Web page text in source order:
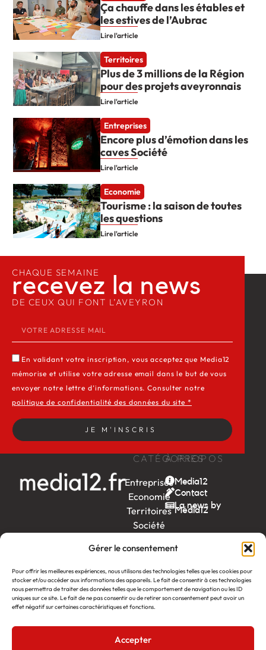
Gérer le consentement
Pour offrir les meilleures expériences, nous utilisons des technologies telles que les cookies pour
stocker et/ou accéder aux informations des appareils. Le fait de consentir à ces technologies
nous permettra de traiter des données telles que le comportement de navigation ou les ID
uniques sur ce site. Le fait de ne pas consentir ou de retirer son consentement peut avoir un
effet négatif sur certaines caractéristiques et fonctions.
Accepter
Ça chauffe dans les étables et
les estives de l’Aubrac
Lire l'article
Territoires
Plus de 3 millions de la Région
pour des projets aveyronnais
Lire l'article
Entreprises
Encore plus d’émotion dans les
caves Société
Lire l'article
Economie
Tourisme : la saison de toutes
les questions
Lire l'article
CATÉGORIES
Entreprises
Economie
Territoires
Société
end
Ambition
by EDF
itw
by
Léa
À PROPOS
Media12
Contact
La news by
Média12
CHAQUE SEMAINE
recevez la news​
DE CEUX QUI FONT L’AVEYRON
En validant votre inscription, vous acceptez que Media12
mémorise et utilise votre adresse email dans le but de vous
envoyer notre lettre d’informations. Consulter notre
politique de confidentialité des données du site *
JE M'INSCRIS